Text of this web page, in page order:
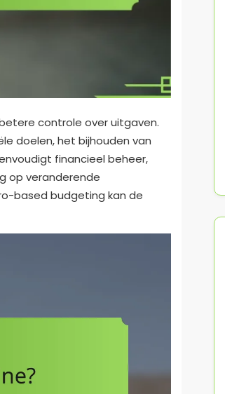
controle over uitgaven.
doelen, het bijhouden van
financieel beheer,
op veranderende
based budgeting kan de